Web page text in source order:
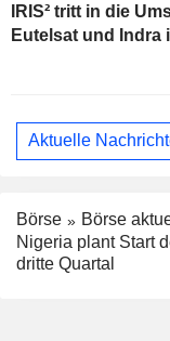
IRIS² tritt in die
Eutelsat und Indra
Aktuelle
Börse
Börse
Nigeria plant Start
dritte Quartal